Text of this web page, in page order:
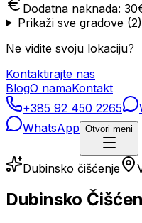
Dodatna naknada: 30
Prikaži sve gradove (2)
Ne vidite svoju lokaciju?
Kontaktirajte nas
BlogO namaKontakt
+385 92 450 2265
WhatsApp Otvori meni
Dubinsko čišćenje
Dubinsko